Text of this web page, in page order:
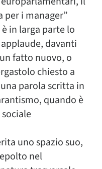
per i manager”
in larga parte lo
davanti
fatto nuovo, o
chiesto a
parola scritta in
quando è
uno spazio suo,
nel